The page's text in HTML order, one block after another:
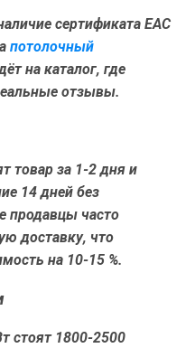
сертификата ЕАС
потолочный
на каталог, где
отзывы.
товар за 1-2 дня и
14 дней без
продавцы часто
доставку, что
на 10-15 %.
стоят 1800-2500